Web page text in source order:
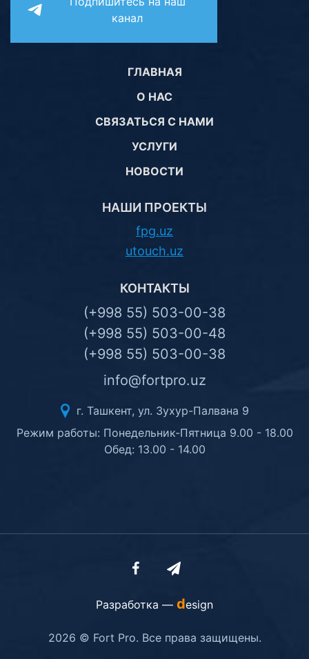
канал
ГЛАВНАЯ
О НАС
СВЯЗАТЬСЯ С НАМИ
УСЛУГИ
НОВОСТИ
НАШИ ПРОЕКТЫ
fpg.uz
utouch.uz
КОНТАКТЫ
(+998 55) 503-00-38
(+998 55) 503-00-48
(+998 55) 503-00-38
info@fortpro.uz
г. Ташкент, ул. Зухур-Палвана 9
Режим работы: Понедельник-Пятница 9.00 - 18.00
Обед: 13.00 - 14.00
Разработка — design
2026 © Fort Pro. Все права защищены.